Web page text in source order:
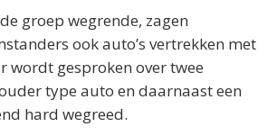
groep wegrende, zagen
ook auto’s vertrekken met
wordt gesproken over twee
type auto en daarnaast een
hard wegreed.